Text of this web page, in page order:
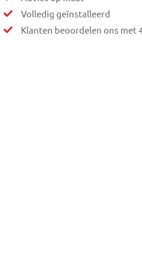
Volledig geïnstalleerd
Klanten beoordelen ons met